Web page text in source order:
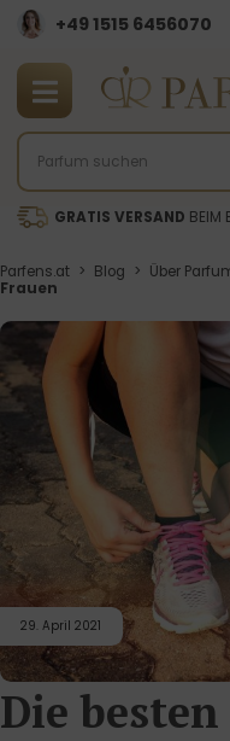
+49 1515 6456070
GRATIS VERSAND BEIM
Parfens.at > Blog > Über
Frauen
29. April 2021
Die